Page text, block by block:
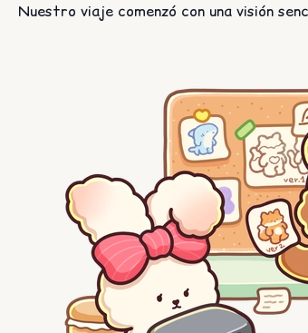
Nuestro viaje comenzó con una visión